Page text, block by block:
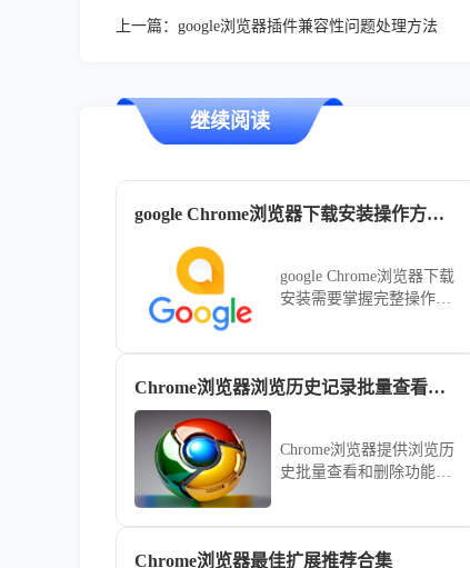
上一篇： google浏览器插件兼容性问题处理方法
继续阅读
google Chrome浏览器下载安装操作方法全解析
google Chrome浏览器下载
安装需要掌握完整操作流
Chrome浏览器浏览历史记录批量查看及删除技巧
Chrome浏览器提供浏览历
史批量查看和删除功能，
私，同时释放存储空间，
Chrome浏览器最佳扩展推荐合集